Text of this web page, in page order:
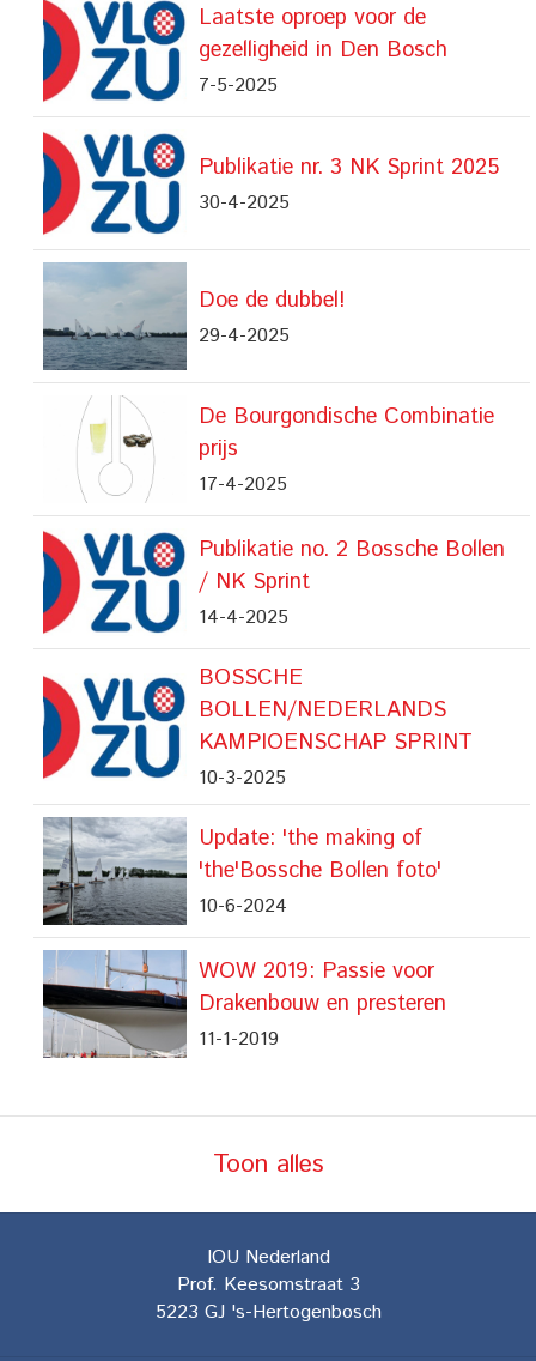
Laatste oproep voor de
gezelligheid in Den Bosch
7-5-2025
Publikatie nr. 3 NK Sprint 2025
30-4-2025
Doe de dubbel!
29-4-2025
De Bourgondische Combinatie
prijs
17-4-2025
Publikatie no. 2 Bossche Bollen
/ NK Sprint
14-4-2025
BOSSCHE
BOLLEN/NEDERLANDS
KAMPIOENSCHAP SPRINT
10-3-2025
Update: 'the making of
'the'Bossche Bollen foto'
10-6-2024
WOW 2019: Passie voor
Drakenbouw en presteren
11-1-2019
Toon alles
IOU Nederland
Prof. Keesomstraat 3
5223 GJ 's-Hertogenbosch